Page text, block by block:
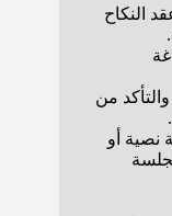
النكاح
من
نصية أو